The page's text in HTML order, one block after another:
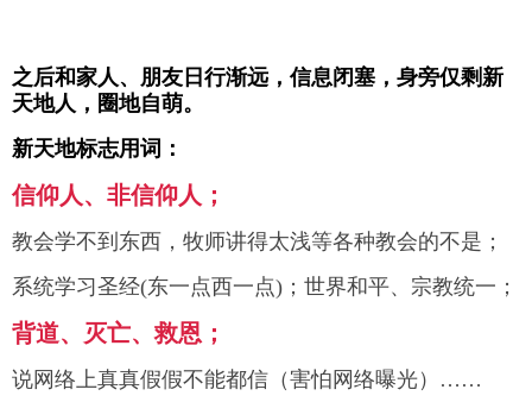
之后和家人、朋友日行渐远，信息闭塞，身旁仅剩新
天地人，圈地自萌。
新天地标志用词：
信仰人、非信仰人；
教会学不到东西，牧师讲得太浅等各种教会的不是；
系统学习圣经(东一点西一点) ；世界和平、宗教统一；
背道、灭亡、救恩；
说网络上真真假假不能都信（害怕网络曝光）……